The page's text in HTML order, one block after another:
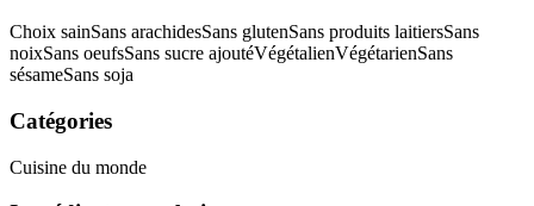
Choix sainSans arachidesSans glutenSans produits laitiersSans
noixSans oeufsSans sucre ajoutéVégétalienVégétarienSans
sésameSans soja
Catégories
Cuisine du monde